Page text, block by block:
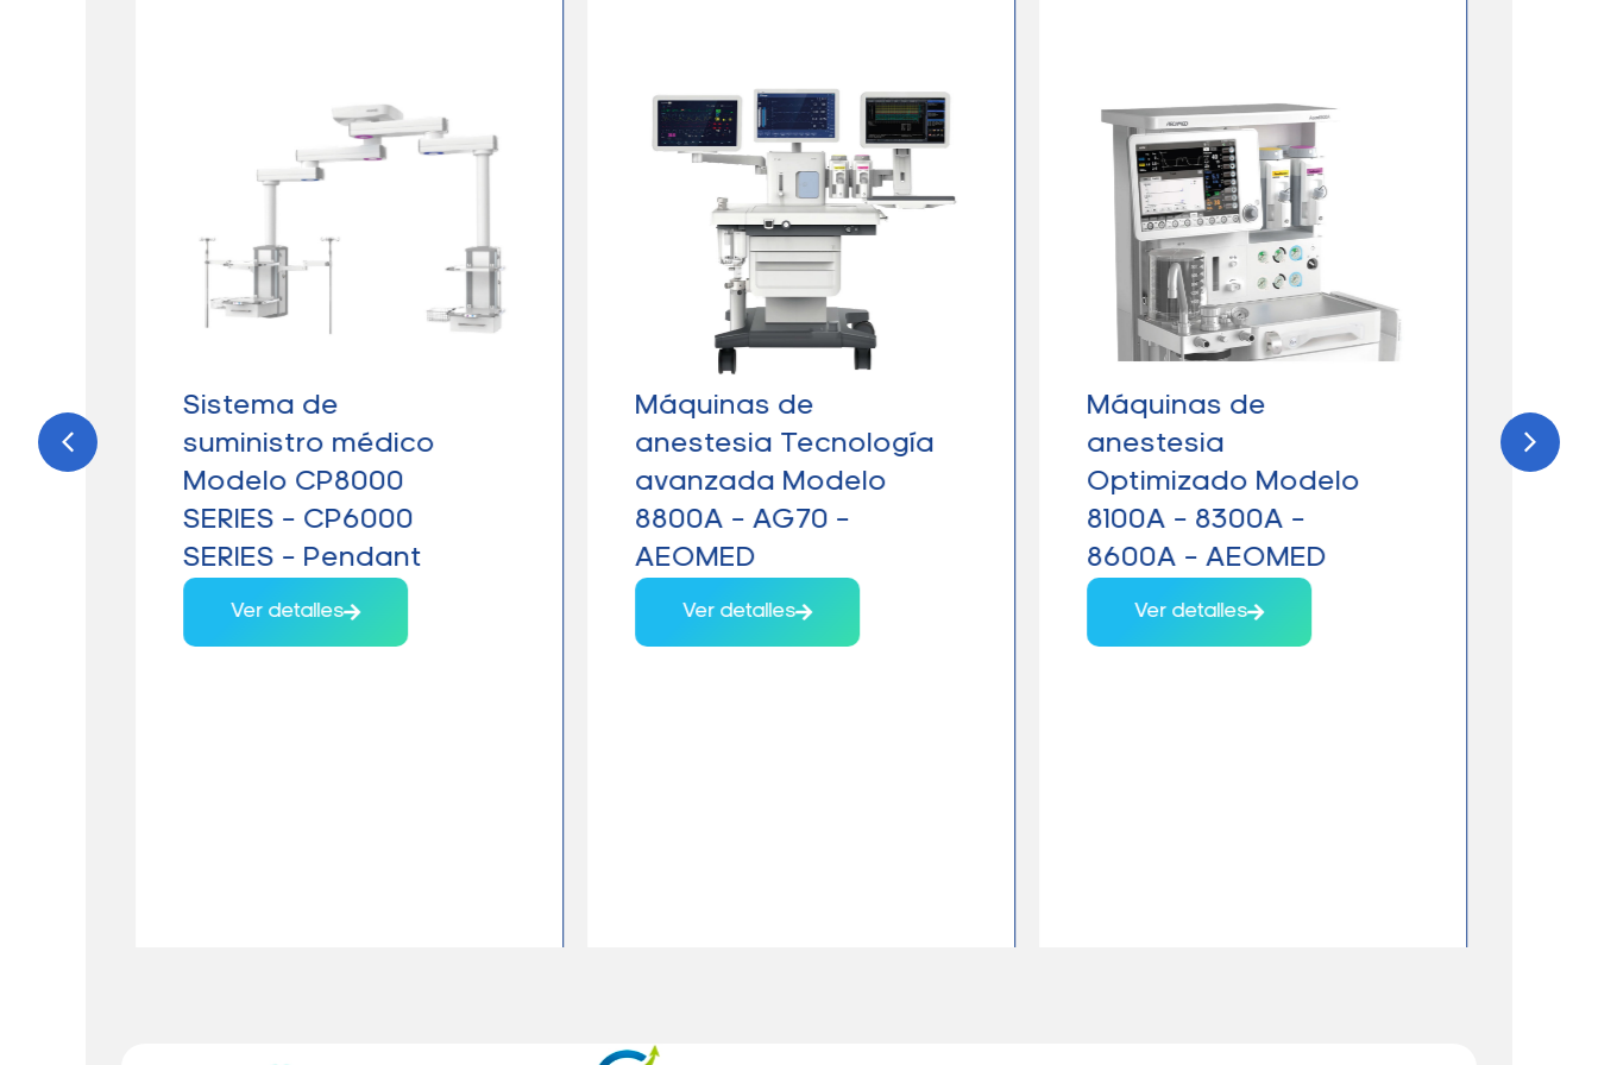
Sistema de
suministro médico
Modelo CP8000
SERIES – CP6000
SERIES – Pendant
Ver detalles
Máquinas de
anestesia Tecnología
avanzada Modelo
8800A – AG70 –
AEOMED
Ver detalles
Máquinas de
anestesia
Optimizado Modelo
8100A – 8300A –
8600A – AEOMED
Ver detalles